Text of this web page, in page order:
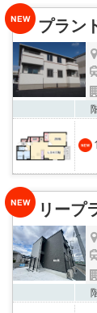
プラン
1
リープ